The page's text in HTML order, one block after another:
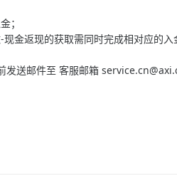
；
金返现的获取需同时完成相对应的
发送邮件至 客服邮箱